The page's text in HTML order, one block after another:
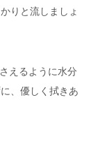
りと流しましょ
えるように水分
、優しく拭きあ